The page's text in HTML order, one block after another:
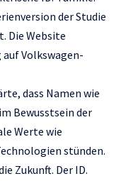
der Studie
Die Website
aufVolkswagen-
dass Namen wie
Bewusstsein der
Werte wie
stünden.
Zukunft. Der ID.